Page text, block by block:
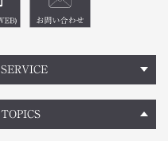
TOPICS
SERVICE